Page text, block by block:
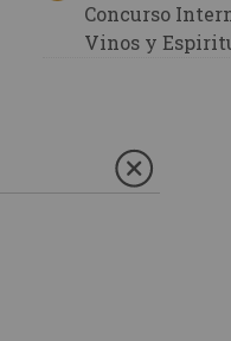
Concurso
Vinos y